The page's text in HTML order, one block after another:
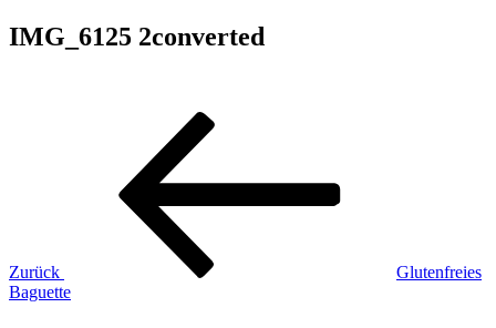
IMG_6125 2converted
Beitragsnavigation
Zurück
Glutenfreies
Baguette